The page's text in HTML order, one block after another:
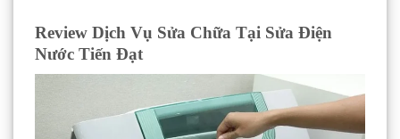
Review Dịch Vụ Sửa Chữa Tại Sửa Điện
Nước Tiến Đạt